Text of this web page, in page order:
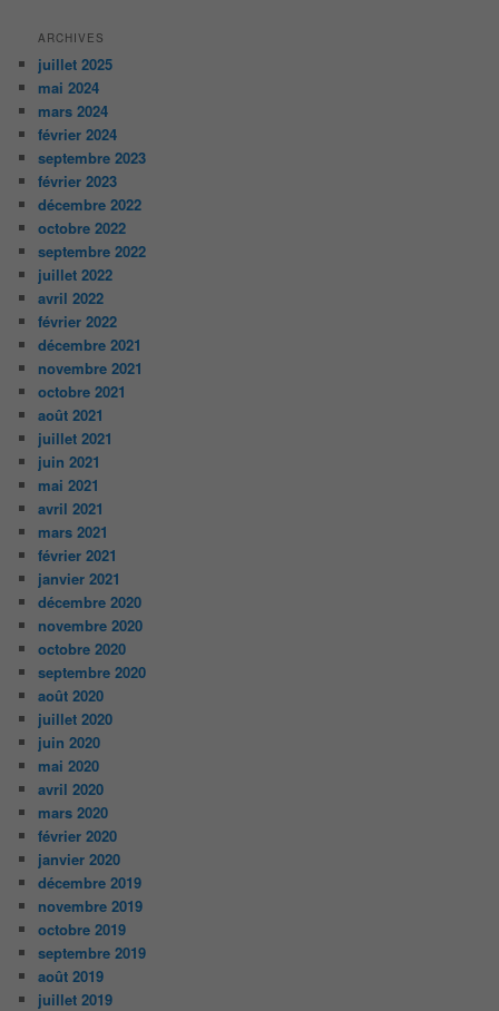
ARCHIVES
juillet 2025
mai 2024
mars 2024
février 2024
septembre 2023
février 2023
décembre 2022
octobre 2022
septembre 2022
juillet 2022
avril 2022
février 2022
décembre 2021
novembre 2021
octobre 2021
août 2021
juillet 2021
juin 2021
mai 2021
avril 2021
mars 2021
février 2021
janvier 2021
décembre 2020
novembre 2020
octobre 2020
septembre 2020
août 2020
juillet 2020
juin 2020
mai 2020
avril 2020
mars 2020
février 2020
janvier 2020
décembre 2019
novembre 2019
octobre 2019
septembre 2019
août 2019
juillet 2019